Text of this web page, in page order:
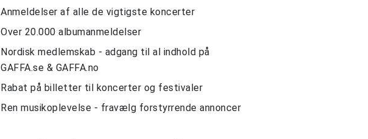
Anmeldelser af alle de vigtigste koncerter
Over 20.000 albumanmeldelser
Nordisk medlemskab - adgang til al indhold på
GAFFA.se & GAFFA.no
Rabat på billetter til koncerter og festivaler
Ren musikoplevelse - fravælg forstyrrende annoncer